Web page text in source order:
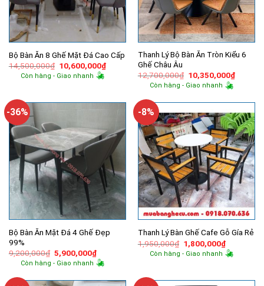
Bộ Bàn Ăn 8 Ghế Mặt Đá Cao Cấp
14,500,000₫ Giá
gốc
là:
10,600,000₫Giá
hiện
Còn hàng - Giao nhanh
Thanh Lý Bộ Bàn Ăn Tròn Kiểu 6
Ghế Châu Âu
12,700,000₫ Giá
gốc
là:
10,350,000₫Giá
hiện
Còn hàng - Giao nhanh
-36%
Bộ Bàn Ăn Mặt Đá 4 Ghế Đẹp
99%
9,200,000₫ Giá
gốc
là:
5,900,000₫Giá
hiện
tại
5,900,000₫.
Còn hàng - Giao nhanh
-8%
Thanh Lý Bàn Ghế Cafe Gỗ Gía Rẻ
1,950,000₫ Giá
gốc
là:
1,800,000₫Giá
hiện
tại
Còn hàng - Giao nhanh